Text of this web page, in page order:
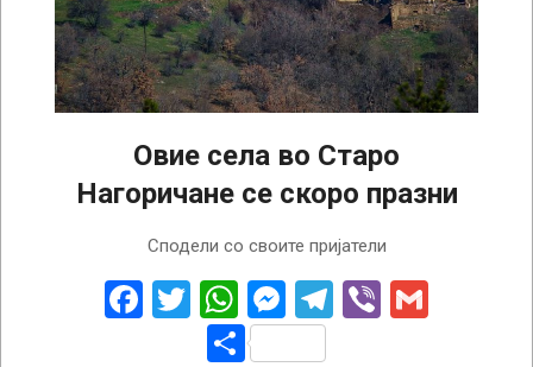
Овие села во Старо
Нагоричане се скоро празни
Сподели со своите пријатели
Facebook
Twitter
WhatsApp
Messenger
Telegram
Viber
Share